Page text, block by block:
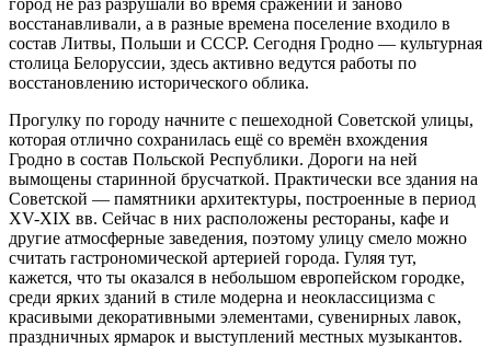
город не раз разрушали во время сражений и заново
восстанавливали, а в разные времена поселение входило в
состав Литвы, Польши и СССР. Сегодня Гродно — культурная
столица Белоруссии, здесь активно ведутся работы по
восстановлению исторического облика.
Прогулку по городу начните с пешеходной Советской улицы,
которая отлично сохранилась ещё со времён вхождения
Гродно в состав Польской Республики. Дороги на ней
вымощены старинной брусчаткой. Практически все здания на
Советской — памятники архитектуры, построенные в период
XV-XIX вв. Сейчас в них расположены рестораны, кафе и
другие атмосферные заведения, поэтому улицу смело можно
считать гастрономической артерией города. Гуляя тут,
кажется, что ты оказался в небольшом европейском городке,
среди ярких зданий в стиле модерна и неоклассицизма с
красивыми декоративными элементами, сувенирных лавок,
праздничных ярмарок и выступлений местных музыкантов.